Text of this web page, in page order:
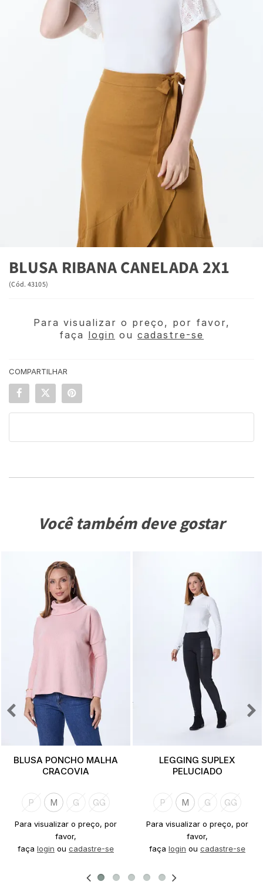
BLUSA RIBANA CANELADA 2X1
(Cód. 43105)
Para visualizar o preço, por favor,
faça login ou cadastre-se
COMPARTILHAR
Você também deve gostar
BLUSA PONCHO MALHA
CRACOVIA
P M G GG
Para visualizar o preço, por
favor,
faça login ou cadastre-se
LEGGING SUPLEX
PELUCIADO
P M G GG
Para visualizar o preço, por
favor,
faça login ou cadastre-se